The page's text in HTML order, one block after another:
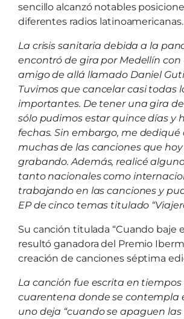
sencillo alcanzó notables
diferentes radios latinoamericanas.
La crisis sanitaria debida a la
encontró de gira por Medellín
amigo de allá llamado Daniel
Tuvimos que cancelar casi todas
importantes. De tener una gira
sólo pudimos estar quince días y
fechas. Sin embargo, me
muchas de las canciones que
grabando. Además, realicé
tanto nacionales como
trabajando en las canciones y
EP de cinco temas titulado
Su canción titulada “Cuando baje
resultó ganadora del Premio
creación de canciones séptima
La canción fue escrita en tiempos
cuarentena donde se contempla
uno deja “cuando se apaguen